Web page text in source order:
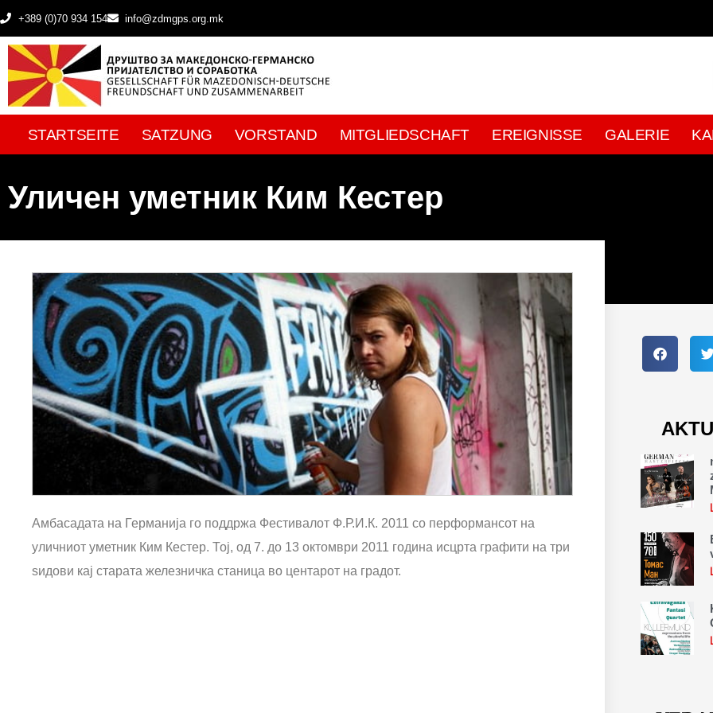
+389 (0)70 934 154 info@zdmgps.org.mk
STARTSEITE SATZUNG VORSTAND MITGLIEDSCHAFT EREIGNISSE GALERIE
Уличен уметник Ким Кестер
Амбасадата на Германија го поддржа Фестивалот Ф.Р.И.К. 2011 со перформансот на
уличниот уметник Ким Кестер. Тој, од 7. до 13 октомври 2011 година исцрта графити на три
ѕидови кај старата железничка станица во центарот на градот.